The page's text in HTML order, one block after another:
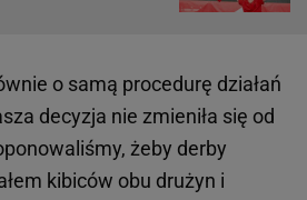
o samą procedurę działań
decyzja nie zmieniła się od
żeby derby
kibiców obu drużyn i